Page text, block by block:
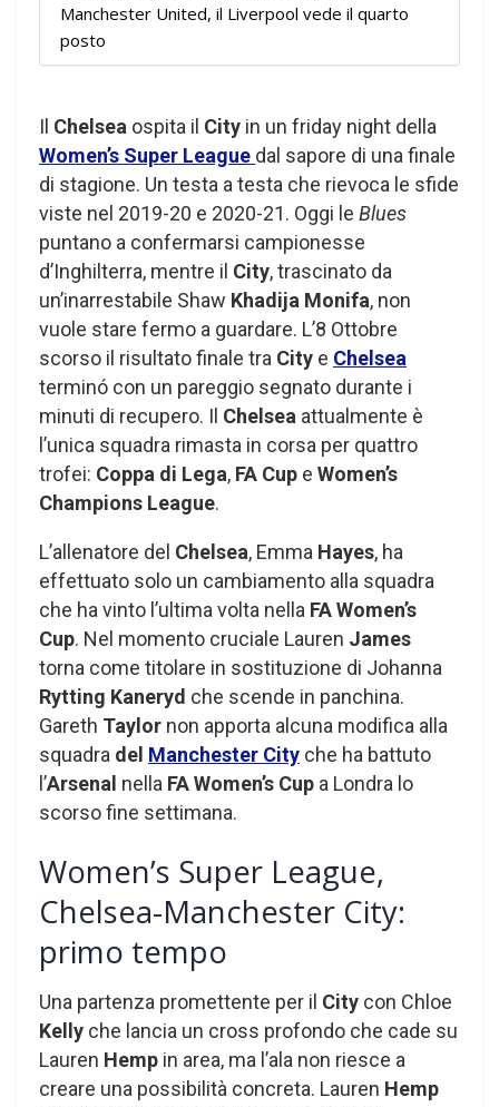
Manchester United, il Liverpool vede il quarto
posto
Il Chelsea ospita il City in un friday night della
Women’s Super League dal sapore di una finale
di stagione. Un testa a testa che rievoca le sfide
viste nel 2019-20 e 2020-21. Oggi le Blues
puntano a confermarsi campionesse
d’Inghilterra, mentre il City, trascinato da
un’inarrestabile Shaw Khadija Monifa, non
vuole stare fermo a guardare. L’8 Ottobre
scorso il risultato finale tra City e Chelsea
terminó con un pareggio segnato durante i
minuti di recupero. Il Chelsea attualmente è
l’unica squadra rimasta in corsa per quattro
trofei: Coppa di Lega, FA Cup e Women’s
Champions League.
L’allenatore del Chelsea, Emma Hayes, ha
effettuato solo un cambiamento alla squadra
che ha vinto l’ultima volta nella FA Women’s
Cup. Nel momento cruciale Lauren James
torna come titolare in sostituzione di Johanna
Rytting Kaneryd che scende in panchina.
Gareth Taylor non apporta alcuna modifica alla
squadra del Manchester City che ha battuto
l’Arsenal nella FAWomen’s Cup a Londra lo
scorso fine settimana.
Women’s Super League,
Chelsea-Manchester City:
primo tempo
Una partenza promettente per il City con Chloe
Kelly che lancia un cross profondo che cade su
Lauren Hemp in area, ma l’ala non riesce a
creare una possibilità concreta. Lauren Hemp